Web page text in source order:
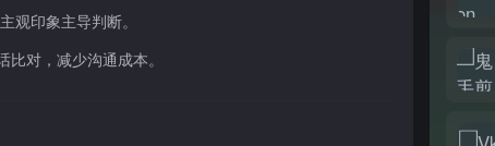
观印象主导判断。
对，减少沟通成本。